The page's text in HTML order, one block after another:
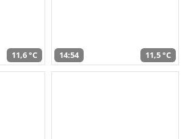
11,6 °C 14:54 11,5 °C